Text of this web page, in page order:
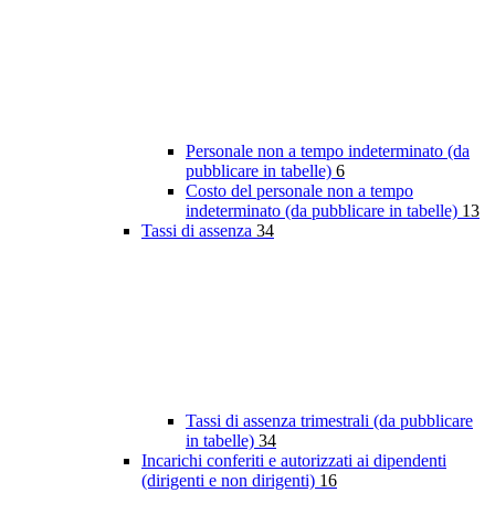
Personale non a tempo indeterminato (da
pubblicare in tabelle) 6
Costo del personale non a tempo
indeterminato (da pubblicare in tabelle) 13
Tassi di assenza 34
Tassi di assenza trimestrali (da pubblicare
in tabelle) 34
Incarichi conferiti e autorizzati ai dipendenti
(dirigenti e non dirigenti) 16